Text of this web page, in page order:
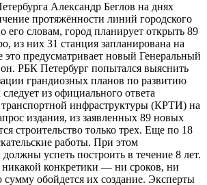
Александр Беглов на днях
протяжённости линий городского
его словам, город планирует открыть 89
из них 31 станция запланирована на
это предусматривает новый Генеральный
он. РБК Петербург попытался выяснить
грандиозных планов по развитию
из официального ответа
инфраструктуры (КРТИ) на
издания, из заявленных 89 новых
строительство только трех. Еще по 18
работы. При этом
успеть построить в течение 8 лет.
конкретики — ни сроков, ни
обойдется их создание. Эксперты